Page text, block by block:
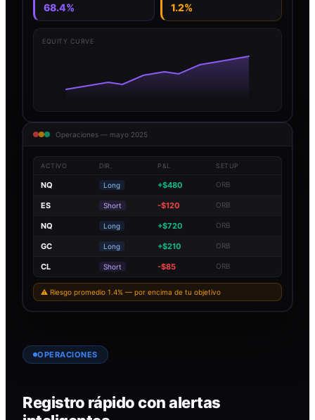
68.4% 1.2%
EQUITY CURVE
Operaciones — mayo 2025
ACTIVO DIR. P&L SETUP
NQ Long +$480 ORB
ES Short -$120 ORB
NQ Long +$720 ORB
GC Long +$210 ORB
CL Short -$85 ORB
⚠ Riesgo promedio 1.4% — por encima de tu objetivo
OPERACIONES
Registro rápido con alertas